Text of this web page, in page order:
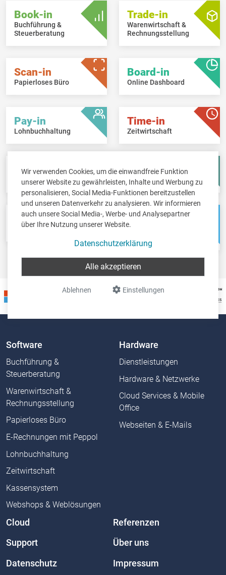
Wir verwenden Cookies, um die einwandfreie Funktion
unserer Website zu gewährleisten, Inhalte und Werbung zu
personalisieren, Social Media-Funktionen bereitzustellen
und unseren Datenverkehr zu analysieren. Wir informieren
auch unsere Social Media-, Werbe- und Analysepartner
über Ihre Nutzung unserer Website.
Datenschutzerklärung
Einstellungen
Ablehnen
Alle akzeptieren
Book-in
Buchführung &
Steuerberatung
Trade-in
Warenwirtschaft &
Rechnungsstellung
Scan-in
Papierloses Büro
Board-in
Online Dashboard
Pay-in
Lohnbuchhaltung
Time-in
Zeitwirtschaft
Fisc-in
Steuererklärungen
Account-in
Jahresabschlüsse
Pos-in
Kassensystem
Net-in
Webshops &
Software
Buchführung &
Steuerberatung
Warenwirtschaft &
Rechnungsstellung
Papierloses Büro
E-Rechnungen mit Peppol
Lohnbuchhaltung
Zeitwirtschaft
Kassensystem
Webshops & Weblösungen
Hardware
Dienstleistungen
Hardware & Netzwerke
Cloud Services & Mobile
Office
Webseiten & E-Mails
Cloud Referenzen
Support Über uns
Datenschutz Impressum